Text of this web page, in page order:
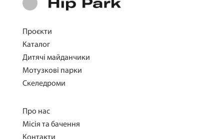
Проєкти
Каталог
Дитячі майданчики
Мотузкові парки
Скеледроми
Про нас
Місія та бачення